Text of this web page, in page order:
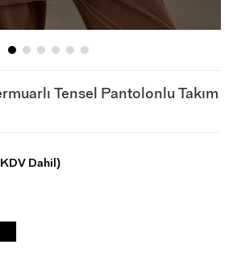
Tensel Pantolonlu Takım
Dahil)